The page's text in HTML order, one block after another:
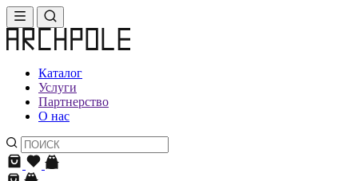
Каталог
Услуги
Партнерство
О нас